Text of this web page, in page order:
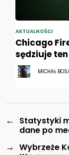
AKTUALNOŚCI
Chicago
sędziuje
MICHAŁ
←
Statystyki
dane po
→ Wybrzeże